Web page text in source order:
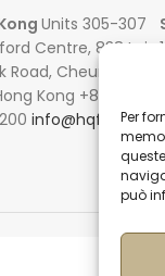
Per
può
Units 305-307
Centre, 838 Lai
Road, Cheung Sha
Kong +852
info@hqf.hk